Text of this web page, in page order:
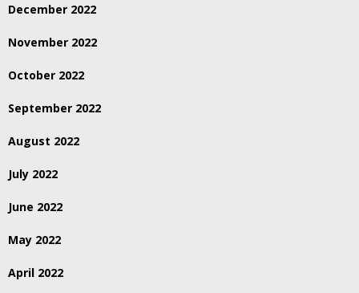
December 2022
November 2022
October 2022
September 2022
August 2022
July 2022
June 2022
May 2022
April 2022